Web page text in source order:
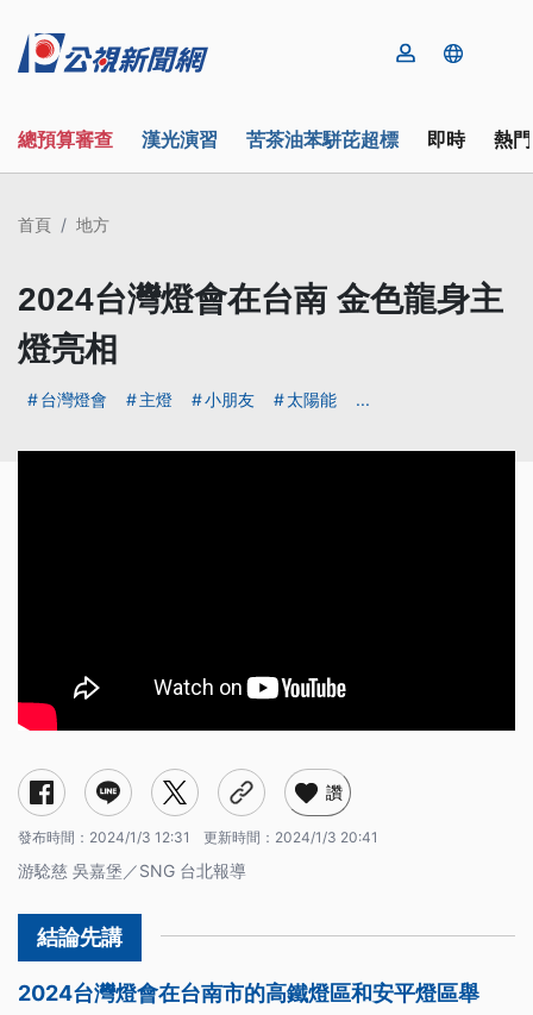
總預算審查 漢光演習 苦茶油苯駢芘超標 即時 熱
首頁 地方
2024台灣燈會在台南 金色龍身主
燈亮相
台灣燈會 主燈 小朋友 太陽能 ...
讚
發布時間： 2024/1/3 12:31 更新時間： 2024/1/3 20:41
游騐慈 吳嘉堡／SNG 台北報導
2024台灣燈會在台南市的高鐵燈區和安平燈區舉